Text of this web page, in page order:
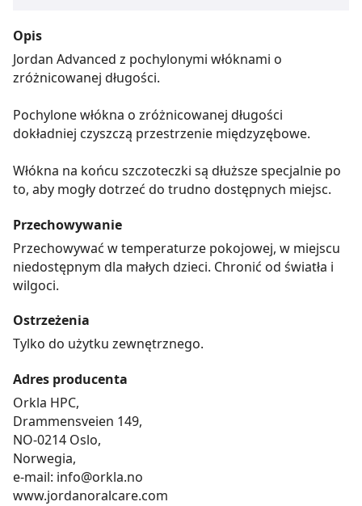
Opis
Jordan Advanced z pochylonymi włóknami o
zróżnicowanej długości.
Pochylone włókna o zróżnicowanej długości
dokładniej czyszczą przestrzenie międzyzębowe.
Włókna na końcu szczoteczki są dłuższe specjalnie po
to, aby mogły dotrzeć do trudno dostępnych miejsc.
Przechowywanie
Przechowywać w temperaturze pokojowej, w miejscu
niedostępnym dla małych dzieci. Chronić od światła i
wilgoci.
Ostrzeżenia
Tylko do użytku zewnętrznego.
Adres producenta
Orkla HPC,
Drammensveien 149,
NO-0214 Oslo,
Norwegia,
e-mail: info@orkla.no
www.jordanoralcare.com